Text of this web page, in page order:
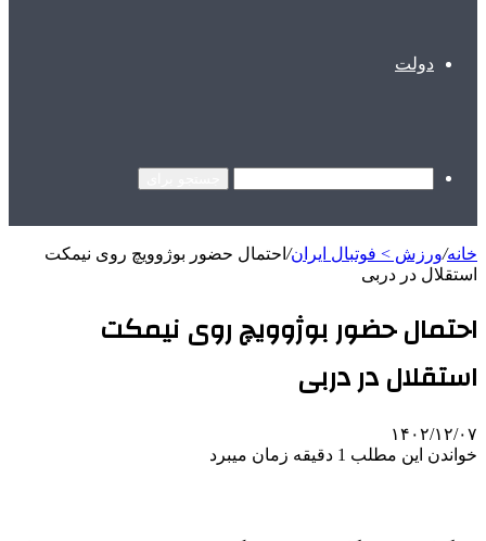
دولت
خانه/ورزش > فوتبال ایران/ احتمال حضور بوژوویچ روی نیمکت
استقلال در دربی
احتمال حضور بوژوویچ روی نیمکت
استقلال در دربی
۱۴۰۲/۱۲/۰۷
خواندن این مطلب 1 دقیقه زمان میبرد